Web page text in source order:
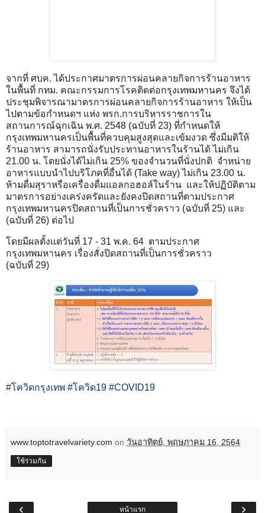
จากที่ ศบค. ได้ประกาศมาตรการผ่อนคลายกิจการร้านอาหาร
ในพื้นที่ กทม. คณะกรรมการโรคติดต่อกรุงเทพมหานคร จึงได้
ประชุมพิจารณามาตรการผ่อนคลายกิจการร้านอาหาร ให้เป็น
ไปตามข้อกำหนดฯ แห่ง พรก.การบริหารราชการใน
สถานการณ์ฉุกเฉิน พ.ศ. 2548 (ฉบับที่ 23) ที่กำหนดให้
กรุงเทพมหานครเป็นพื้นที่ควบคุมสูงสุดและเข้มงวด ซึ่งมีมติให้
ร้านอาหาร สามารถนั่งรับประทานอาหารในร้านได้ ไม่เกิน
21.00 น. โดยนั่งได้ไม่เกิน 25% ของจำนวนที่นั่งปกติ จำหน่าย
อาหารแบบนำไปบริโภคที่อื่นได้ (Take way) ไม่เกิน 23.00 น.
ห้ามดื่มสุราหรือเครื่องดื่มแอลกอฮอล์ในร้าน และให้ปฏิบัติตาม
มาตรการอย่างเคร่งครัดและยังคงปิดสถานที่ตามประกาศ
กรุงเทพมหานครปิดสถานที่เป็นการชั่วคราว (ฉบับที่ 25) และ
(ฉบับที่ 26) ต่อไป
โดยมีผลตั้งแต่วันที่ 17 - 31 พ.ค. 64 ตามประกาศ
กรุงเทพมหานคร เรื่องสั่งปิดสถานที่เป็นการชั่วคราว
(ฉบับที่ 29)
#โควิดกรุงเทพ #โควิด19 #COVID19
www.toptotravelvariety.com on วันอาทิตย์, พฤษภาคม 16, 2564
ใช้ร่วมกัน
‹ ›
หน้าแรก